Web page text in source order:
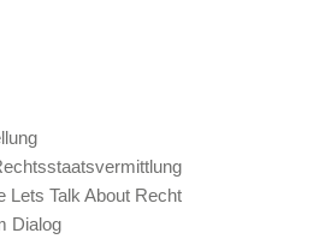
Lets Talk About Recht
Dialog